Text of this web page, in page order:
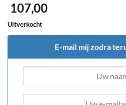
107,00
Uitverkocht
E-mail mij zodra